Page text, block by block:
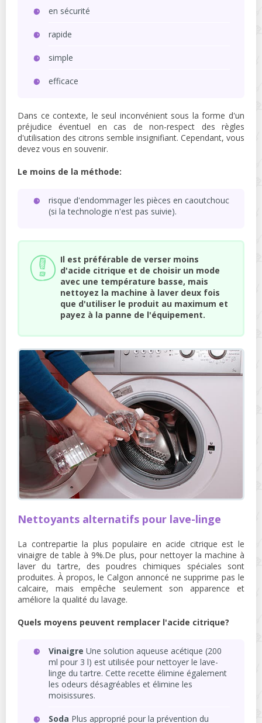
en sécurité
rapide
simple
efficace
Dans ce contexte, le seul inconvénient sous la forme d'un
préjudice éventuel en cas de non-respect des règles
d'utilisation des citrons semble insignifiant. Cependant, vous
devez vous en souvenir.
Le moins de la méthode:
risque d'endommager les pièces en caoutchouc
(si la technologie n'est pas suivie).
Il est préférable de verser moins
d'acide citrique et de choisir un mode
avec une température basse, mais
nettoyez la machine à laver deux fois
que d'utiliser le produit au maximum et
payez à la panne de l'équipement.
Nettoyants alternatifs pour lave-linge
La contrepartie la plus populaire en acide citrique est le
vinaigre de table à 9%.De plus, pour nettoyer la machine à
laver du tartre, des poudres chimiques spéciales sont
produites. À propos, le Calgon annoncé ne supprime pas le
calcaire, mais empêche seulement son apparence et
améliore la qualité du lavage.
Quels moyens peuvent remplacer l'acide citrique?
Vinaigre Une solution aqueuse acétique (200
ml pour 3 l) est utilisée pour nettoyer le lave-
linge du tartre. Cette recette élimine également
les odeurs désagréables et élimine les
moisissures.
Soda Plus approprié pour la prévention du